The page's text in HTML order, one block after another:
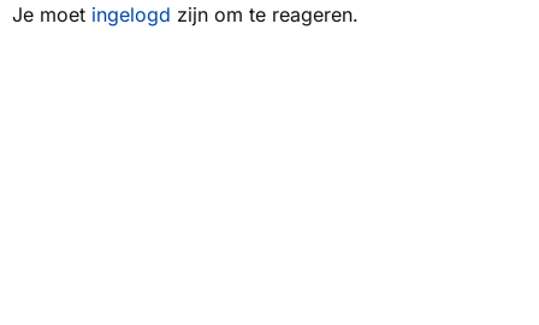
Je moet ingelogd zijn om te reageren.